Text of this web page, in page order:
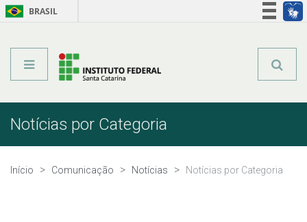
BRASIL
Notícias por Categoria
Início Comunicação Notícias Notícias por Categoria